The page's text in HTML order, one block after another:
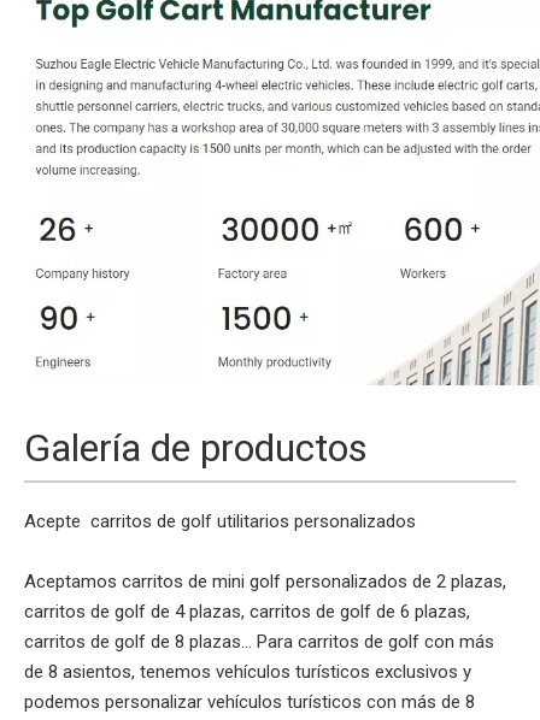
Galería de productos
Acepte carritos de golf utilitarios personalizados
Aceptamos carritos de mini golf personalizados de 2 plazas,
carritos de golf de 4 plazas, carritos de golf de 6 plazas,
carritos de golf de 8 plazas... Para carritos de golf con más
de 8 asientos, tenemos vehículos turísticos exclusivos y
podemos personalizar vehículos turísticos con más de 8